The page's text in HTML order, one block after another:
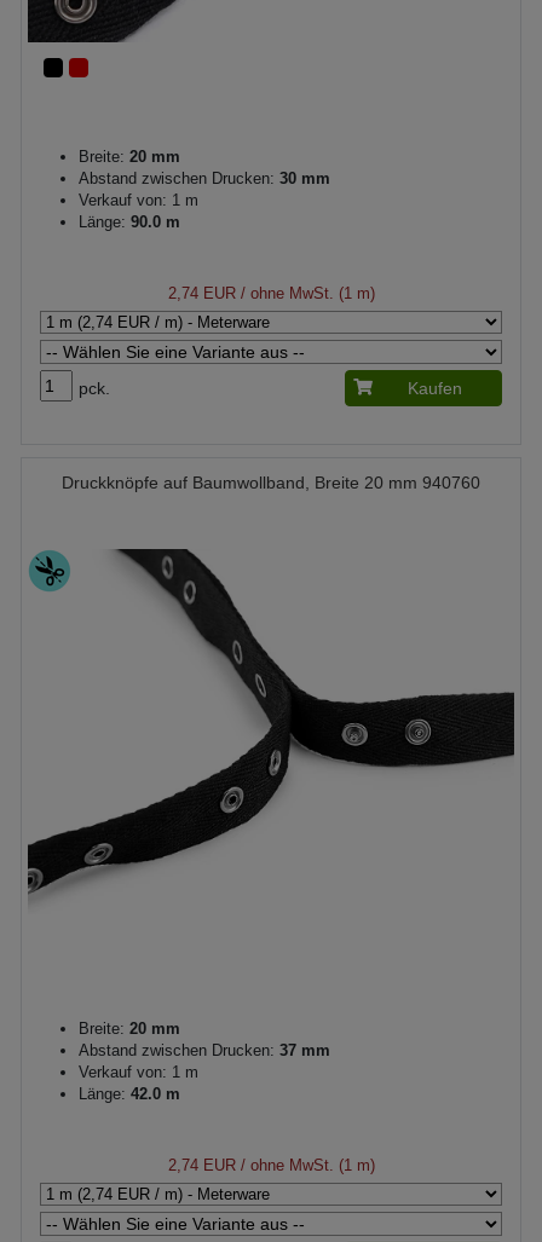
Breite: 20 mm
Abstand zwischen Drucken: 30 mm
Verkauf von: 1 m
Länge: 90.0 m
2,74 EUR/ ohne MwSt. (1 m)
pck. Kaufen
Druckknöpfe auf Baumwollband, Breite 20 mm 940760
Breite: 20 mm
Abstand zwischen Drucken: 37 mm
Verkauf von: 1 m
Länge: 42.0 m
2,74 EUR/ ohne MwSt. (1 m)